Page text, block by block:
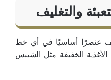
والتغليف
عنصرًا أساسيًا في أي خط
الخفيفة مثل الشيبس